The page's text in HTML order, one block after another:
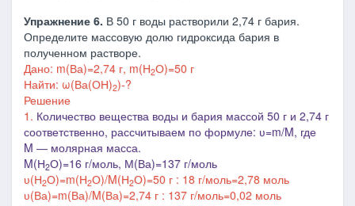
Упражнение 6. В 50 г воды растворили 2,74 г бария.
Определите массовую долю гидроксида бария в
полученном растворе.
Дано: m(Ва)=2,74 г, m(Н2О)=50 г
Найти: ω(Ва(ОН)2)-?
Решение
1. Количество вещества воды и бария массой 50 г и 2,74 г
соответственно, рассчитываем по формуле: ʋ=m/M, где
M ― молярная масса.
M(Н2О)=16 г/моль, М(Ва)=137 г/моль
ʋ(Н2О)=m(Н2О)/M(Н2О)=50 г : 18 г/моль=2,78 моль
ʋ(Ва)=m(Ва)/M(Ва)=2,74 г : 137 г/моль=0,02 моль